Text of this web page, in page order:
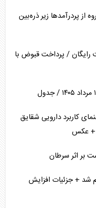
از پردرآمد‌ها زیر ذره‌بین
رایگان / پرداخت قبوض با
کاربرد دارویی شقایق
+ عکس
بر اثر سرطان
سایپا ۱۵۱ مرداد ۱۴۰۵ اعلام شد + جزئیات افزایش